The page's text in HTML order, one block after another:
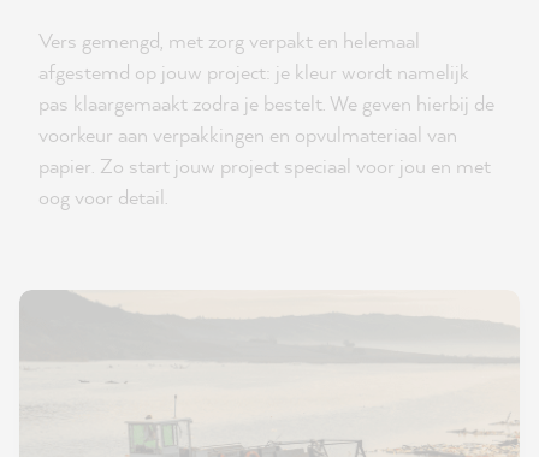
Vers gemengd, met zorg verpakt en helemaal
afgestemd op jouw project: je kleur wordt namelijk
pas klaargemaakt zodra je bestelt. We geven hierbij de
voorkeur aan verpakkingen en opvulmateriaal van
papier. Zo start jouw project speciaal voor jou en met
oog voor detail.